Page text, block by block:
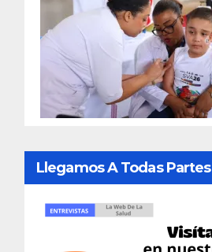
Llegamos A Todas Partes